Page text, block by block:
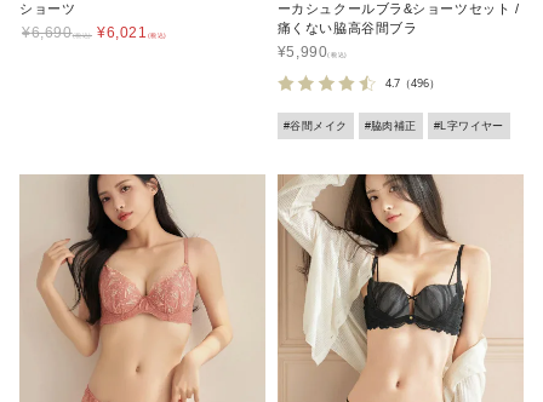
ショーツ
¥6,690 ¥6,021
ーカシュクールブラ&ショーツセット /
痛くない脇高谷間ブラ
¥5,990
4.7（496）
#谷間メイク #脇肉補正 #L字ワイヤー